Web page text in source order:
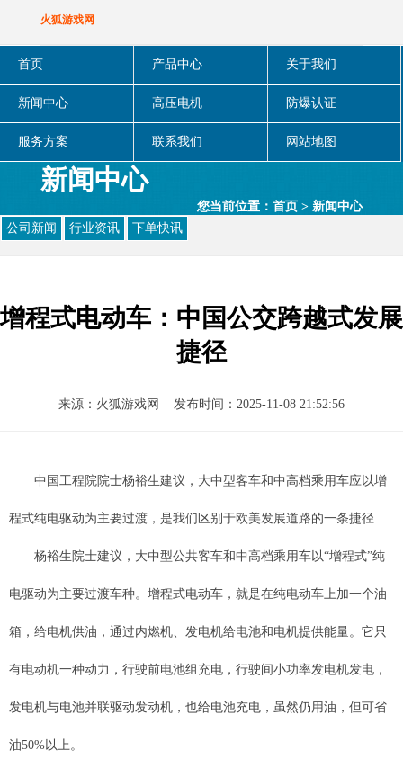
火狐游戏网
首页 产品中心 关于我们
新闻中心 高压电机 防爆认证
服务方案 联系我们 网站地图
新闻中心
您当前位置：首页 >新闻中心
公司新闻
行业资讯 下单快讯
增程式电动车：中国公交跨越式发展
捷径
来源： 火狐游戏网 发布时间：2025-11-08 21:52:56
中国工程院院士杨裕生建议，大中型客车和中高档乘用车应以增
程式纯电驱动为主要过渡，是我们区别于欧美发展道路的一条捷径
杨裕生院士建议，大中型公共客车和中高档乘用车以“增程式”纯
电驱动为主要过渡车种。增程式电动车，就是在纯电动车上加一个油
箱，给电机供油，通过内燃机、发电机给电池和电机提供能量。它只
有电动机一种动力，行驶前电池组充电，行驶间小功率发电机发电，
发电机与电池并联驱动发动机，也给电池充电，虽然仍用油，但可省
油50%以上。